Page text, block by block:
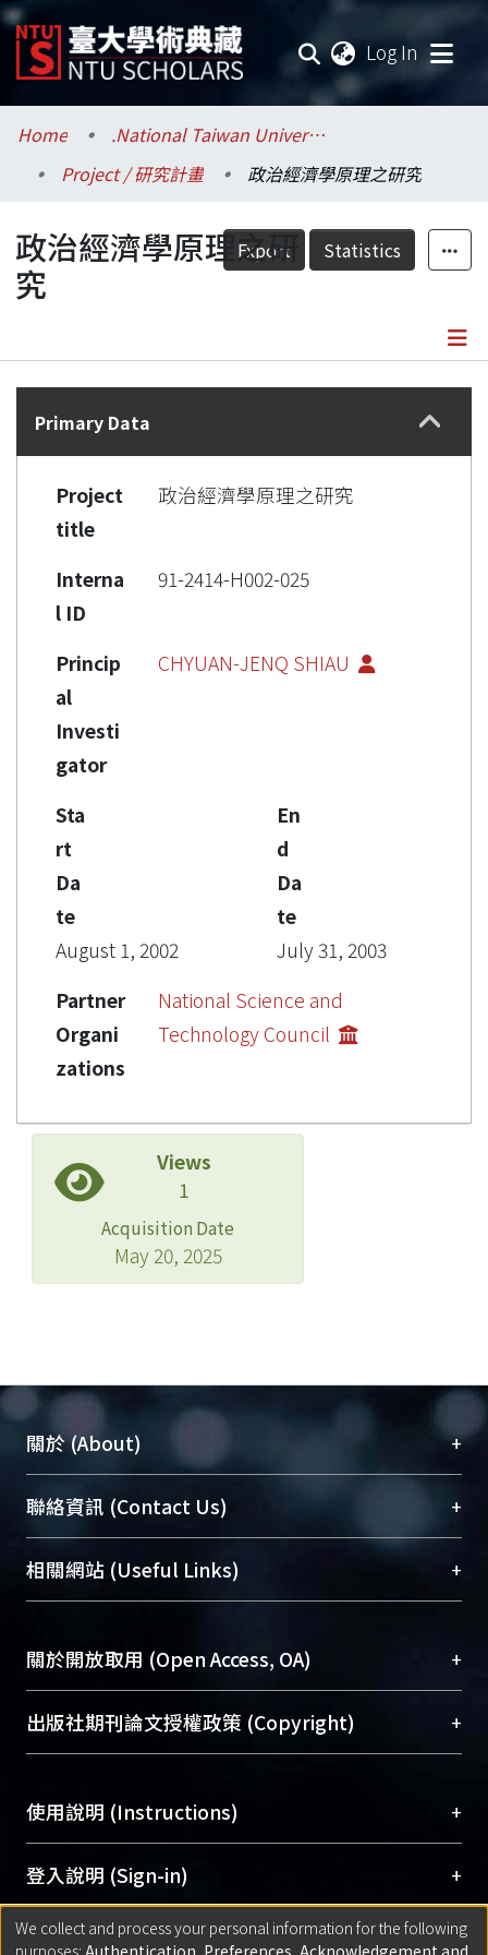
Log In
Communities & Collections
Research Outputs
Fundings & Projects
Researchers
Statistics
Home
.National Taiwan University / 國立臺灣大學
Project / 研究計畫
政治經濟學原理之研究
Export Statistics
政治經濟學原理之研
究
Details
Primary Data
Project
title
政治經濟學原理之研究
Interna
l ID
91-2414-H002-025
Princip
al
Investi
gator
CHYUAN-JENQ SHIAU
Sta
rt
Da
te
August 1, 2002
En
d
Da
te
July 31, 2003
Partner
Organi
zations
National Science and
Technology Council
Views
1
Acquisition Date
May 20, 2025
關於 (About) +
臺大位居世界頂尖大學之列，為永久珍藏及向國際
展現本校豐碩的研究成果及學術能量，圖書館整合
機構典藏（NTUR）與學術庫（AH）不同功能平
台，成為臺大學術典藏NTU scholars。期能整合研
成果。
To permanently archive and promote researcher
profiles and scholarly works, Library integrates the
services of “NTU Repository” with “Academic
聯絡資訊 (Contact Us) +
總館學科館員(Main Library)
醫學圖書館學科館員(Medical Library)
Sciences Library)
相關網站 (Useful Links) +
關於開放取用 (Open Access, OA) +
開放取用是從使用者角度提升資訊取用性的社會運
動，應用在學術研究上是透過將研究著作公開供使
用逐年攀升。同時可加速研究發展、提升研究影響
Archive）平台。 （點選深入了解OA）
出版社期刊論文授權政策 (Copyright) +
含部分內容的版權非匯入者所有，或由第三方贊
助與合作完成，請確認該版權所有者及第三方同
意提供此授權。
Please represent that the submission is your
original work, and that you have the right to
使用說明 (Instructions) +
網站簡介(Quickstart Guide)
使用手冊(Instruction Manual)
線上預約服務(Booking Service)
登入說明 (Sign-in) +
方案一：臺灣大學計算機中心帳號登入
匯入著作 (Submission) +
We collect and process your personal information for the following
purposes: Authentication, Preferences, Acknowledgement and